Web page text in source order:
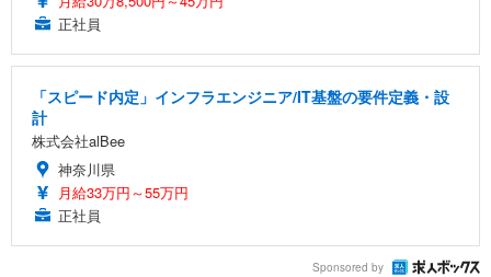
正社員
「スピード内定」インフラエンジニア/IT基盤の要件定義・設
計
株式会社alBee
神奈川県
月給33万円～55万円
正社員
Sponsored by